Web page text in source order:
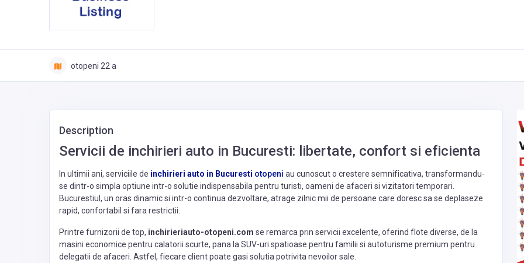
otopeni 22 a
Description
Servicii de inchirieri auto in Bucuresti: libertate, confort si eficienta
In ultimii ani, serviciile de inchirieri auto in Bucuresti otopeni au cunoscut o crestere semnificativa, transformandu-
se dintr-o simpla optiune intr-o solutie indispensabila pentru turisti, oameni de afaceri si vizitatori temporari.
Bucurestiul, un oras dinamic si intr-o continua dezvoltare, atrage zilnic mii de persoane care doresc sa se deplaseze
rapid, confortabil si fara restrictii.
Printre furnizorii de top, inchirieriauto-otopeni.com se remarca prin servicii excelente, oferind flote diverse, de la
masini economice pentru calatorii scurte, pana la SUV-uri spatioase pentru familii si autoturisme premium pentru
delegatii de afaceri. Astfel, fiecare client poate gasi solutia potrivita nevoilor sale.